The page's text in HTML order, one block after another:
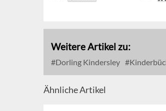
Weitere Artikel zu:
Dorling Kindersley
Ähnliche Artikel